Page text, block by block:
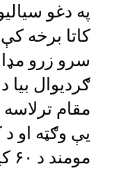
په دغو
کاتا برخه
سرو زرو
ګردیوال بیا
مقام
یې وګټه او